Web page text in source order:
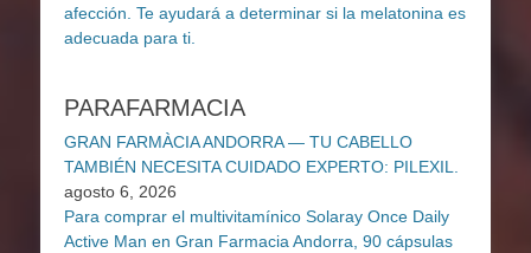
PARAFARMACIA
GRAN FARMÀCIA ANDORRA — TU CABELLO
TAMBIÉN NECESITA CUIDADO EXPERTO: PILEXIL.
agosto 6, 2026
Para comprar el multivitamínico Solaray Once Daily
Active Man en Gran Farmacia Andorra, 90 cápsulas